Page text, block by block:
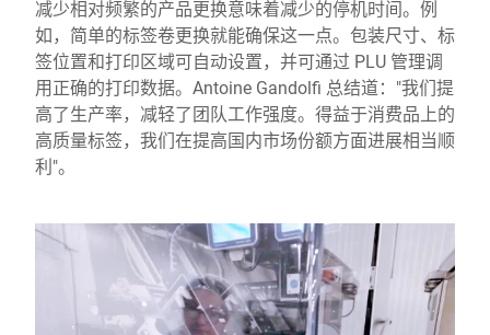
减少相对频繁的产品更换意味着减少的停机时间。例
如，简单的标签卷更换就能确保这一点。包装尺寸、标
签位置和打印区域可自动设置，并可通过 PLU 管理调
用正确的打印数据。Antoine Gandolfi 总结道："我们提
高了生产率，减轻了团队工作强度。得益于消费品上的
高质量标签，我们在提高国内市场份额方面进展相当顺
利"。